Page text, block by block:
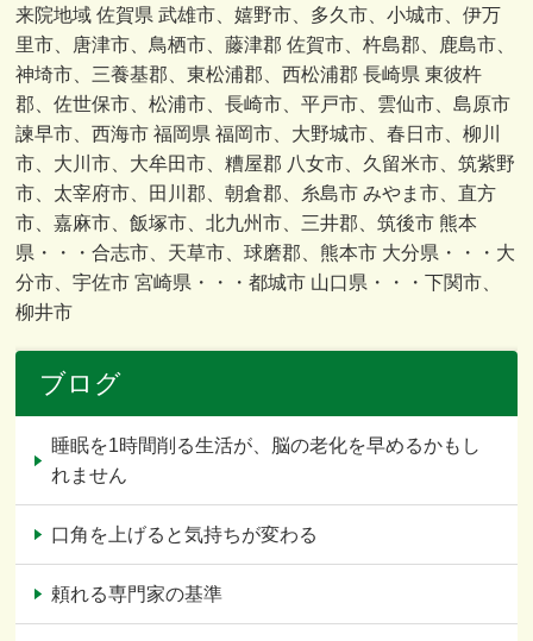
来院地域 佐賀県 武雄市、嬉野市、多久市、小城市、伊万
里市、唐津市、鳥栖市、藤津郡 佐賀市、杵島郡、鹿島市、
神埼市、三養基郡、東松浦郡、西松浦郡 長崎県 東彼杵
郡、佐世保市、松浦市、長崎市、平戸市、雲仙市、島原市
諫早市、西海市 福岡県 福岡市、大野城市、春日市、柳川
市、大川市、大牟田市、糟屋郡 八女市、久留米市、筑紫野
市、太宰府市、田川郡、朝倉郡、糸島市 みやま市、直方
市、嘉麻市、飯塚市、北九州市、三井郡、筑後市 熊本
県・・・合志市、天草市、球磨郡、熊本市 大分県・・・大
分市、宇佐市 宮崎県・・・都城市 山口県・・・下関市、
柳井市
ブログ
睡眠を1時間削る生活が、脳の老化を早めるかもし
れません
口角を上げると気持ちが変わる
頼れる専門家の基準